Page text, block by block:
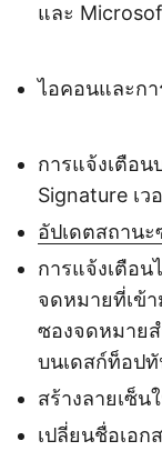
และ
ไอคอนและก
การแจ้งเตือน
Signature เว
อัปเดตสถาน
การแจ้งเตือน
จดหมายที่เข้
ซองจดหมาย
บนเดสก์ท็อป
สร้างลายเซ็น
เปลี่ยนชื่อเอ